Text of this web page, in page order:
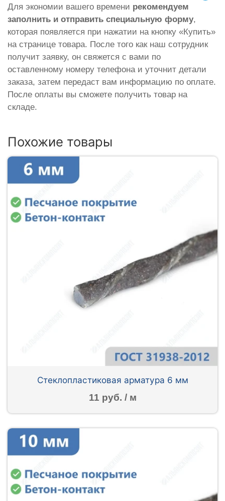
Для экономии вашего времени рекомендуем
заполнить и отправить специальную форму,
которая появляется при нажатии на кнопку «Купить»
на странице товара. После того как наш сотрудник
получит заявку, он свяжется с вами по
оставленному номеру телефона и уточнит детали
заказа, затем передаст вам информацию по оплате.
После оплаты вы сможете получить товар на
складе.
Похожие товары
Стеклопластиковая арматура 6 мм
11 руб. / м